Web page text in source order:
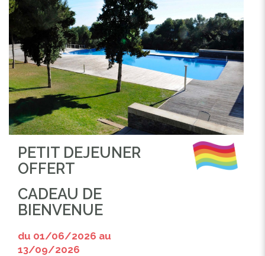
PETIT DEJEUNER
OFFERT
CADEAU DE
BIENVENUE
du 01/06/2026 au
13/09/2026